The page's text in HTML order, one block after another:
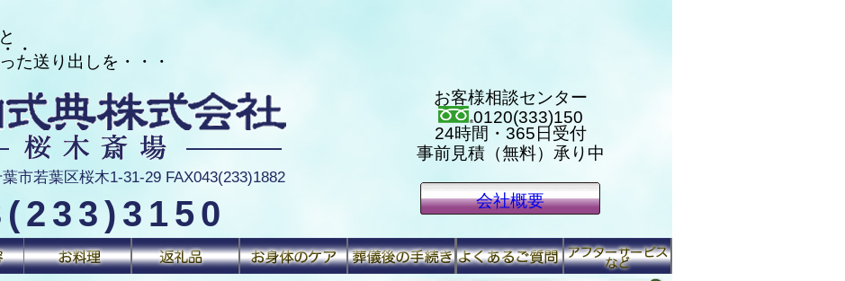
り出しを・・・
市若葉区桜木1-31-29 FAX043(233)1882
お客様相談センター
0120(333)150
24時間・365日受付
事前見積（無料）承り中
会社概要